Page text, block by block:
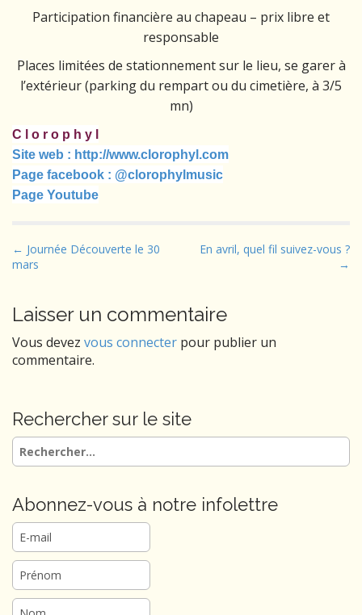
Participation financière au chapeau – prix libre et
responsable
Places limitées de stationnement sur le lieu, se garer à
l’extérieur (parking du rempart ou du cimetière, à 3/5
mn)
C l o r o p h y l
Site web : http://www.clorophyl.com
Page facebook : @clorophylmusic
Page Youtube
P
o
t
n
a
g
a
t
o
n
← Journée Découverte le 30
mars
En avril, quel fil suivez-vous ?
→
Laisser un commentaire
Vous devez vous connecter pour publier un
commentaire.
Rechercher sur le site
Rechercher :
Abonnez-vous à notre infolettre